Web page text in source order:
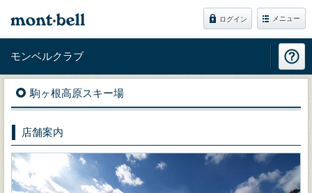
ログイン メニュー
モンベルクラブ
駒ヶ根高原スキー場
店舗案内